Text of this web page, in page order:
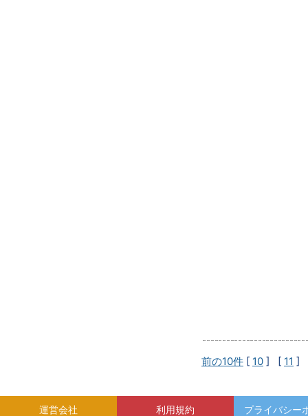
前の10件 [ 10 ] [ 11 ]
運営会社 利用規約 プライバシー